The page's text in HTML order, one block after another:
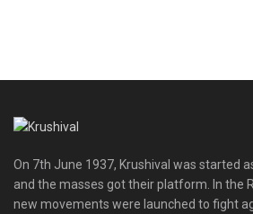
On 7th June 1937, Krushival was started
and the masses got their platform. In the
new movements were launched to fight